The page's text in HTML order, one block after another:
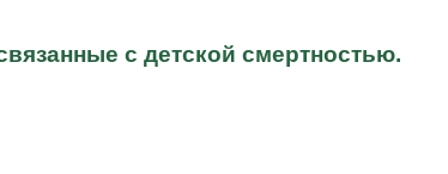
с детской смертностью.